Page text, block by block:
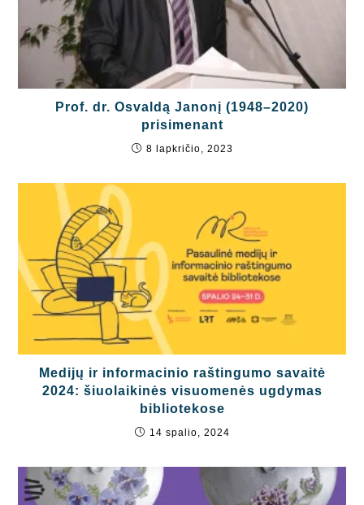
Prof. dr. Osvaldą Janonį (1948–2020)
prisimenant
8 lapkričio, 2023
Medijų ir informacinio raštingumo savaitė
2024: šiuolaikinės visuomenės ugdymas
bibliotekose
14 spalio, 2024